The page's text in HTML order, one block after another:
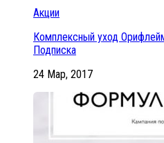
Акции
Комплексный уход
Подписка
24 Мар, 2017